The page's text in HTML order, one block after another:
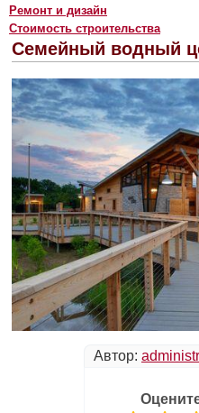
Ремонт и дизайн
Стоимость строительства
Семейный водный
Автор: